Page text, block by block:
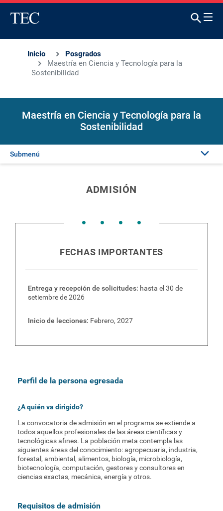
Inicio
Posgrados
Maestría en Ciencia y Tecnología para la
Sostenibilidad
Maestría en Ciencia y Tecnología para la
Sostenibilidad
Submenú
ADMISIÓN
FECHAS IMPORTANTES
Entrega y recepción de solicitudes hasta el 30 de
setiembre de 2026
Inicio de lecciones Febrero, 2027
Perfil de la persona egresada
¿A quién va dirigido?
La convocatoria de admisión en el programa se extiende a
todos aquellos profesionales de las áreas científicas y
tecnológicas afines. La población meta contempla las
siguientes áreas del conocimiento: agropecuaria, industria,
forestal, ambiental, alimentos, biología, microbiología,
biotecnología, computación, gestores y consultores en
ciencias exactas, mecánica, energía y otros.
Requisitos de admisión